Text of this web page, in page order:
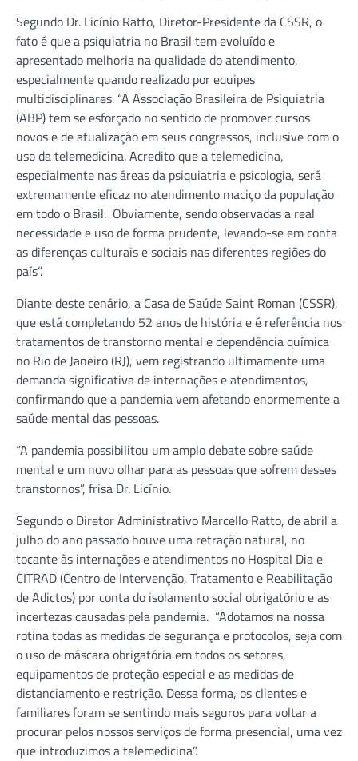
Segundo Dr. Licínio Ratto, Diretor-Presidente da CSSR, o
fato é que a psiquiatria no Brasil tem evoluído e
apresentado melhoria na qualidade do atendimento,
especialmente quando realizado por equipes
multidisciplinares. “A Associação Brasileira de Psiquiatria
(ABP) tem se esforçado no sentido de promover cursos
novos e de atualização em seus congressos, inclusive com o
uso da telemedicina. Acredito que a telemedicina,
especialmente nas áreas da psiquiatria e psicologia, será
extremamente eficaz no atendimento maciço da população
em todo o Brasil. Obviamente, sendo observadas a real
necessidade e uso de forma prudente, levando-se em conta
as diferenças culturais e sociais nas diferentes regiões do
país”.
Diante deste cenário, a Casa de Saúde Saint Roman (CSSR),
que está completando 52 anos de história e é referência nos
tratamentos de transtorno mental e dependência química
no Rio de Janeiro (RJ), vem registrando ultimamente uma
demanda significativa de internações e atendimentos,
confirmando que a pandemia vem afetando enormemente a
saúde mental das pessoas.
“A pandemia possibilitou um amplo debate sobre saúde
mental e um novo olhar para as pessoas que sofrem desses
transtornos”, frisa Dr. Licínio.
Segundo o Diretor Administrativo Marcello Ratto, de abril a
julho do ano passado houve uma retração natural, no
tocante às internações e atendimentos no Hospital Dia e
CITRAD (Centro de Intervenção, Tratamento e Reabilitação
de Adictos) por conta do isolamento social obrigatório e as
incertezas causadas pela pandemia. “Adotamos na nossa
rotina todas as medidas de segurança e protocolos, seja com
o uso de máscara obrigatória em todos os setores,
equipamentos de proteção especial e as medidas de
distanciamento e restrição. Dessa forma, os clientes e
familiares foram se sentindo mais seguros para voltar a
procurar pelos nossos serviços de forma presencial, uma vez
que introduzimos a telemedicina”.